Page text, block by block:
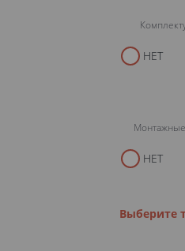
НЕТ
НЕТ
Выберите